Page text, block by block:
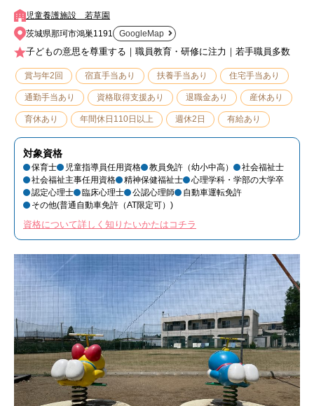
児童養護施設 若草園
茨城県那珂市鴻巣1191
GoogleMap
子どもの意思を尊重する｜職員教育・研修に注力｜若手職員多数
賞与年2回 宿直手当あり 扶養手当あり 住宅手当あり
通勤手当あり 資格取得支援あり 退職金あり 産休あり
育休あり 年間休日110日以上 週休2日 有給あり
対象資格
保育士 児童指導員任用資格 教員免許（幼小中高）
社会福祉士
社会福祉主事任用資格
精神保健福祉士
心理学科・学部の大学卒
認定心理士
臨床心理士 公認心理師
自動車運転免許
その他(普通自動車免許（AT限定可）)
資格について詳しく知りたいかたはコチラ